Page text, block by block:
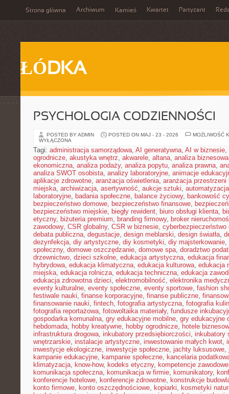
Strona główna Archiwum Kamień Kwartet Partyzant
ŁÓDKA
PSYCHOLOGIA CODZIENNOŚCI
POSTED BY ADMIN POSTED ON MAJ - 23 - 2026
MOŻLIWOŚĆ
WYŁĄCZONA
Tagi: administracja samorządowa, AI generatywna, AI w biznesie,
ogrodnicze, akustyka wnętrz, akwarele, altana, analiza biznesowa
ekonomiczna, analiza podaży, analiza popytu, analiza prawna,
analiza SWOT osobista, analizy laboratoryjne, animacje
aplikacje zdrowotne, aranżacja oświetlenia, aranżacja przestrzeni
miejska, archiwizacja, asertywność, aukcje sztuki,
laboratoryjne, badania społeczne, balance życiowy, bankowość
bezpieczeństwo domowe, bezpieczeństwo finansowe,
bezpieczeństwo miejskie, biegły rewident, biuro obsługi klienta,
etyczny, biżuteria premium, branding firmowy, broker
zawodowy, CSR globalny, CSR w biznesie, cyberbezpieczeństwo
debata publiczna, degustacje, design meblarski, design światła,
dezynfekcja, diy artystyczne, diy kosmetyki, diy majsterkowanie,
społeczny, domowe oszczędzanie, domowe spa, doradztwo
drzewnictwo, dzieci szkolne, edukacja artystyczna, edukacja
hybrydowa, edukacja klimatyczna, edukacja kulturowa, edukacja
miejska, edukacja rolnicza, edukacja techniczna, edukacja
edukacja zdrowotna dzieci, elektromobilność, elektronika
eventy kulturalne, eventy społeczne, eventy sportowe, fashion
festiwale nauki, finanse korporacyjne, finanse publiczne,
finansowanie nauki, fintech, fotografia artystyczna, fotografia
fotografia reportażowa, fotowoltaika materiały, fundusze
gospodarka komunalna, gry edukacyjne mobilne, gry edukacyjne
hebdomada, hobby kreatywne, hobby ogrodnicze, hotele
infrastruktura drogowa, inkubatory przedsiębiorczości, inkubatory
wnętrzarskie, instalacje artystyczne, inwestowanie małych kwot,
inwestycje ekologiczne, inwestycje społeczne, jachty luksusowe,
kampanie edukacyjne, kampanie społeczne, kancelaria
klimatyzacja, know-how, kodeks etyczny, kompetencje zawodowe
komunikacja społeczna, komunikacja w firmie, komunikatory,
konferencje hotelowe, konferencje zdrowotne, konstrukcje
konto firmowe, konto oszczędnościowe, kopiarki, kosmetyki